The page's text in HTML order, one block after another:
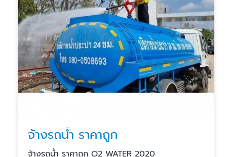
จ้างรถน้ำ ราคาถูก
จ้างรถน้ำ ราคาถูก O2 WATER 2020